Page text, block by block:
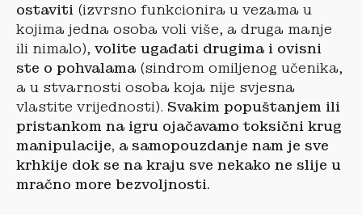
ostaviti (izvrsno funkcionira u vezama u
kojima jedna osoba voli više, a druga manje
ili nimalo), volite ugađati drugima i ovisni
ste o pohvalama (sindrom omiljenog učenika,
a u stvarnosti osoba koja nije svjesna
vlastite vrijednosti). Svakim popuštanjem ili
pristankom na igru ojačavamo toksični krug
manipulacije, a samopouzdanje nam je sve
krhkije dok se na kraju sve nekako ne slije u
mračno more bezvoljnosti.